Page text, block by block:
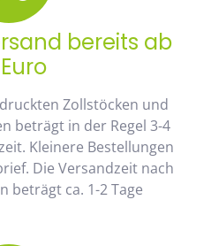
bereits ab
Zollstöcken und
beträgt in der Regel 3-4
Kleinere Bestellungen
Die Versandzeit nach
beträgt ca. 1-2 Tage